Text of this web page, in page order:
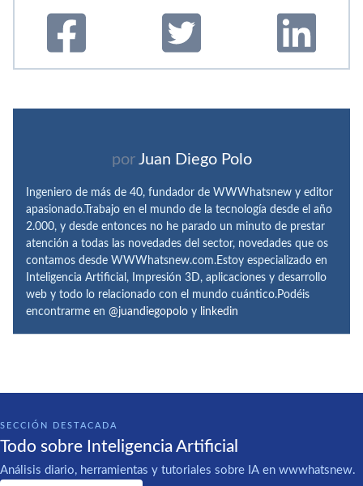
por Juan Diego Polo
Ingeniero de más de 40, fundador de WWWhatsnew y editor
apasionado.Trabajo en el mundo de la tecnología desde el año
2.000, y desde entonces no he parado un minuto de prestar
atención a todas las novedades del sector, novedades que os
contamos desde WWWhatsnew.com.Estoy especializado en
Inteligencia Artificial, Impresión 3D, aplicaciones y desarrollo
web y todo lo relacionado con el mundo cuántico.Podéis
encontrarme en @juandiegopolo y linkedin
SECCIÓN DESTACADA
Todo sobre Inteligencia Artificial
Análisis diario, herramientas y tutoriales sobre IA en wwwhatsnew.